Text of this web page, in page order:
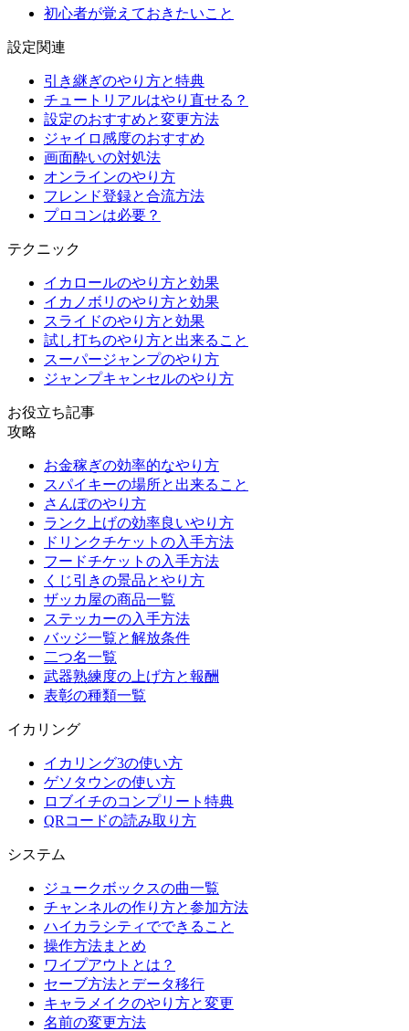
初心者が覚えておきたいこと
設定関連
引き継ぎのやり方と特典
チュートリアルはやり直せる？
設定のおすすめと変更方法
ジャイロ感度のおすすめ
画面酔いの対処法
オンラインのやり方
フレンド登録と合流方法
プロコンは必要？
テクニック
イカロールのやり方と効果
イカノボリのやり方と効果
スライドのやり方と効果
試し打ちのやり方と出来ること
スーパージャンプのやり方
ジャンプキャンセルのやり方
お役立ち記事
攻略
お金稼ぎの効率的なやり方
スパイキーの場所と出来ること
さんぽのやり方
ランク上げの効率良いやり方
ドリンクチケットの入手方法
フードチケットの入手方法
くじ引きの景品とやり方
ザッカ屋の商品一覧
ステッカーの入手方法
バッジ一覧と解放条件
二つ名一覧
武器熟練度の上げ方と報酬
表彰の種類一覧
イカリング
イカリング3の使い方
ゲソタウンの使い方
ロブイチのコンプリート特典
QRコードの読み取り方
システム
ジュークボックスの曲一覧
チャンネルの作り方と参加方法
ハイカラシティでできること
操作方法まとめ
ワイプアウトとは？
セーブ方法とデータ移行
キャラメイクのやり方と変更
名前の変更方法